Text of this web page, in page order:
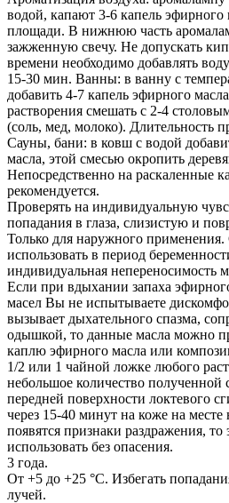
водой, капают 3-6 капель эфирного
площади. В нижнюю часть
зажженную свечу. Не допускать
времени необходимо добавлять
15-30 мин. Ванны: в ванну с
добавить 4-7 капель эфирного
растворения смешать с 2-4
(соль, мед, молоко). Длительность
Сауны, бани: в ковш с водой
масла, этой смесью окропить
Непосредственно на раскаленные
рекомендуется.
Проверять на индивидуальную
попадания в глаза, слизистую и
Только для наружного
использовать в период
индивидуальная непереносимость
Если при вдыхании запаха
масел Вы не испытываете
вызывает дыхательного спазма,
одышкой, то данные масла можно
каплю эфирного масла или
1/2 или 1 чайной ложке любого
небольшое количество полученной
передней поверхности локтевого
через 15-40 минут на коже на месте
появятся признаки раздражения,
использовать без опасения.
3 года.
От +5 до +25 °C. Избегать
лучей.